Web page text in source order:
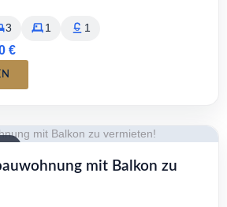
3 1 1
€
mit Balkon zu